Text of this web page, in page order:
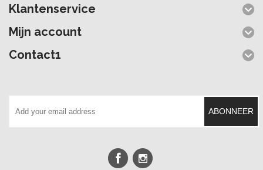
Klantenservice
Mijn account
Contact1
ABONNEER